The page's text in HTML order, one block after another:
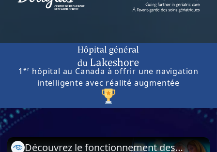
1 er hôpital au Canada à offrir une navigation
intelligente avec réalité augmentée
Découvrez le fonctionnement des